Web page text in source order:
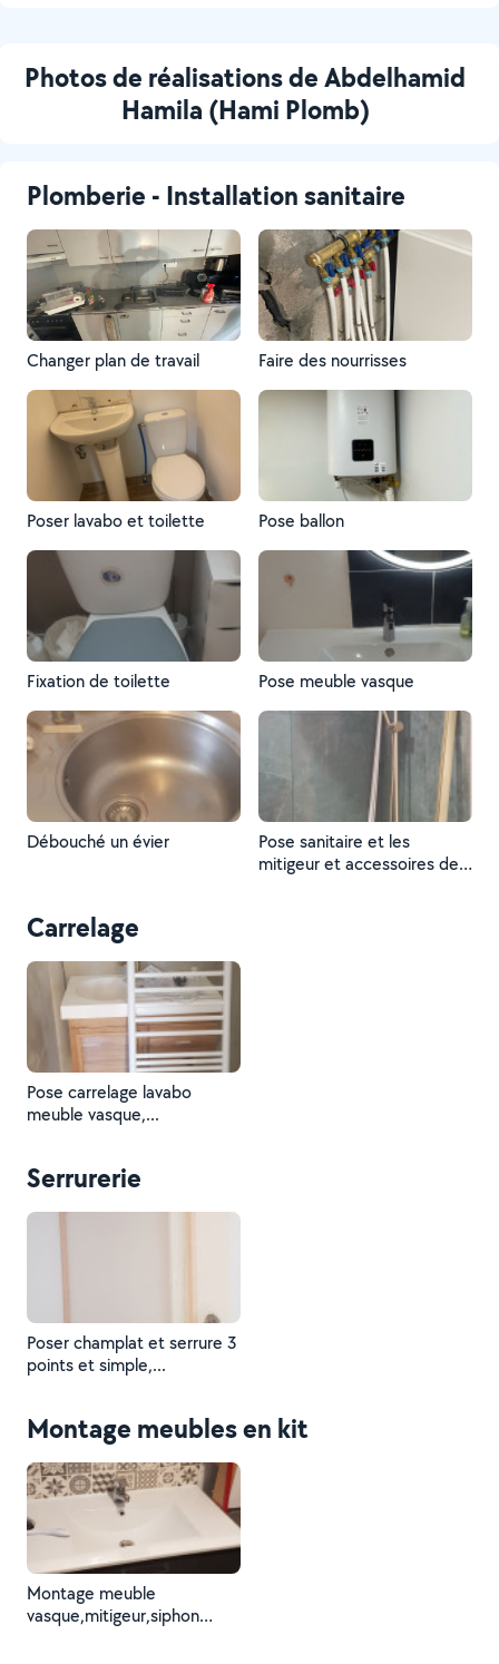
Photos de réalisations de Abdelhamid
Hamila (Hami Plomb)
Plomberie - Installation sanitaire
Changer plan de travail Faire des nourrisses
Poser lavabo et toilette Pose ballon
Fixation de toilette Pose meuble vasque
Débouché un évier
Pose sanitaire et les
mitigeur et accessoires de
Carrelage
Pose carrelage lavabo
meuble vasque,...
Serrurerie
Poser champlat et serrure 3
points et simple,...
Montage meubles en kit
Montage meuble
vasque,mitigeur,siphon